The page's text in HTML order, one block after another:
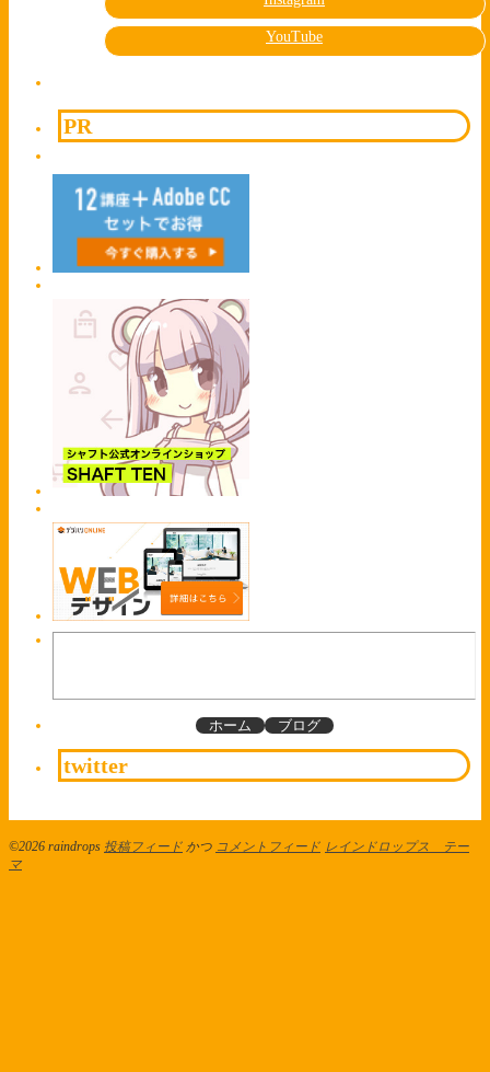
YouTube
PR
ホーム ブログ
twitter
©2026 raindrops 投稿フィード かつ コメントフィード レインドロップス テー
マ